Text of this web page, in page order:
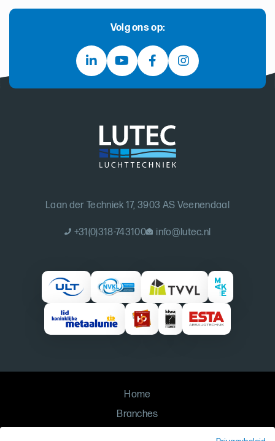
Volg ons op:
Laan der Techniek 17, 3903 AS Veenendaal
+31(0)318-743100 info@lutec.nl
Home
Branches